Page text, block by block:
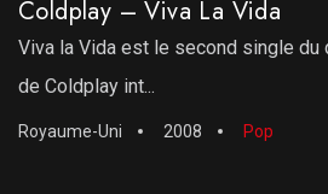
Coldplay – Viva La Vida
Viva la Vida est le second single du
de Coldplay int...
Royaume-Uni 2008 Pop